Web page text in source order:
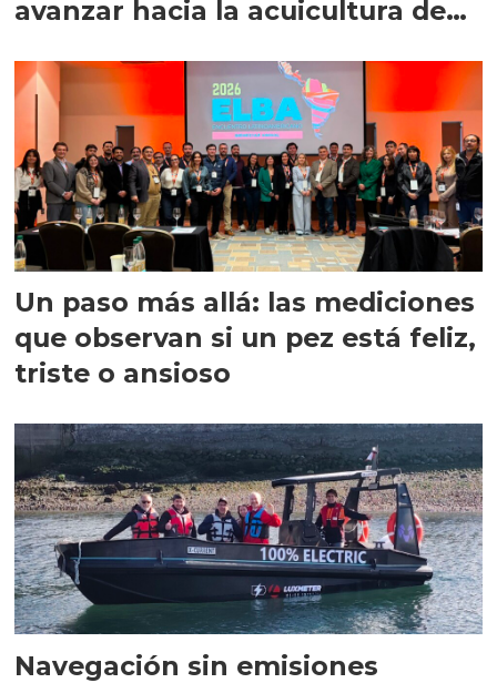
avanzar hacia la acuicultura de
Un paso más allá: las mediciones
que observan si un pez está feliz,
triste o ansioso
Navegación sin emisiones